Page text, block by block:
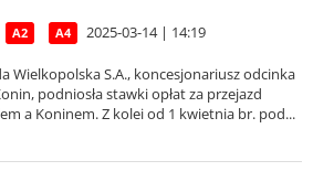
A2 A4 2025-03-14 | 14:19
Wielkopolska S.A., koncesjonariusz odcinka
podniosła stawki opłat za przejazd
a Koninem. Z kolei od 1 kwietnia br. pod...